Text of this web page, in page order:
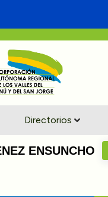
Directorios
ENSUNCHO